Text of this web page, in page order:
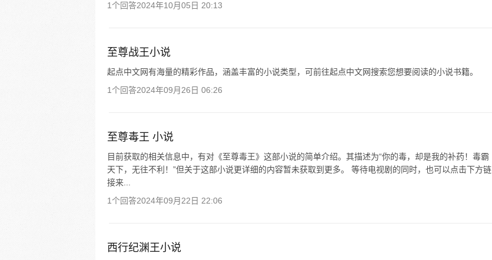
1个回答2024年10月05日 20:13
至尊战王小说
起点中文网有海量的精彩作品，涵盖丰富的小说类型，可前往起点中文网搜索您想要阅读的小说书籍。
1个回答2024年09月26日 06:26
至尊毒王 小说
目前获取的相关信息中，有对《至尊毒王》这部小说的简单介绍。其描述为“你的毒，却是我的补药！毒霸
天下，无往不利！”但关于这部小说更详细的内容暂未获取到更多。 等待电视剧的同时，也可以点击下方链
接来...
1个回答2024年09月22日 22:06
西行纪渊王小说